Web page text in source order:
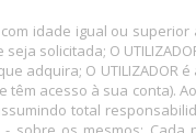
com idade igual ou
solicitada; O
adquira; O
acesso à sua conta).
total